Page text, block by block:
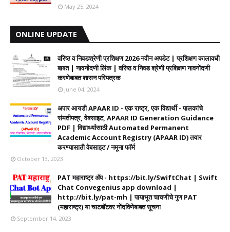
May 25, 2024
ONLINE UPDATE
वरिष्ठ व निवडश्रेणी प्रशिक्षण 2026 नवीन अपडेट | प्रशिक्षण कालावधी‌
बाबत | नावनोंदणी लिंक | वरिष्ठ व निवड श्रेणी प्रशिक्षण नावनोंदणी
करणेबाबत शासन परिपत्रक
June 04, 2024
अपार आयडी APAAR ID - एक राष्ट्र, एक विद्यार्थी - पालकांचे
संमतीपत्र, वेबसाइट, APAAR ID Generation Guidance
PDF | विद्यार्थ्यासाठी Automated Permanent
Academic Account Registry (APAAR ID) तयार
करण्यासाठी वेबसाइट / नमूना फॉर्म
October 13, 2023
PAT महाराष्ट्र ॲप - https://bit.ly/SwiftChat | Swift
Chat Convegenius app download |
http://bit.ly/pat-mh | पायाभूत चाचणीचे गुण PAT
(महाराष्ट्र) या चाटबॉटवर नोंदविणेबाबत सूचना
September 14, 2023